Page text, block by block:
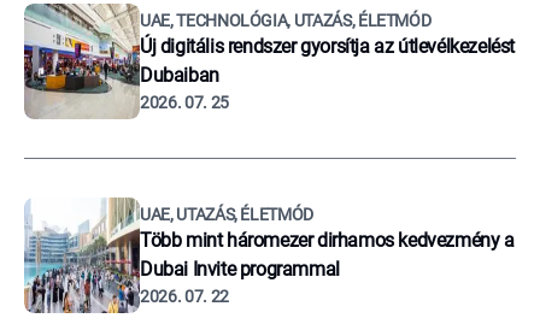
UAE, TECHNOLÓGIA, UTAZÁS, ÉLETMÓD
Új digitális rendszer gyorsítja az útlevélkezelést
Dubaiban
2026. 07. 25
UAE, UTAZÁS, ÉLETMÓD
Több mint háromezer dirhamos kedvezmény a
Dubai Invite programmal
2026. 07. 22